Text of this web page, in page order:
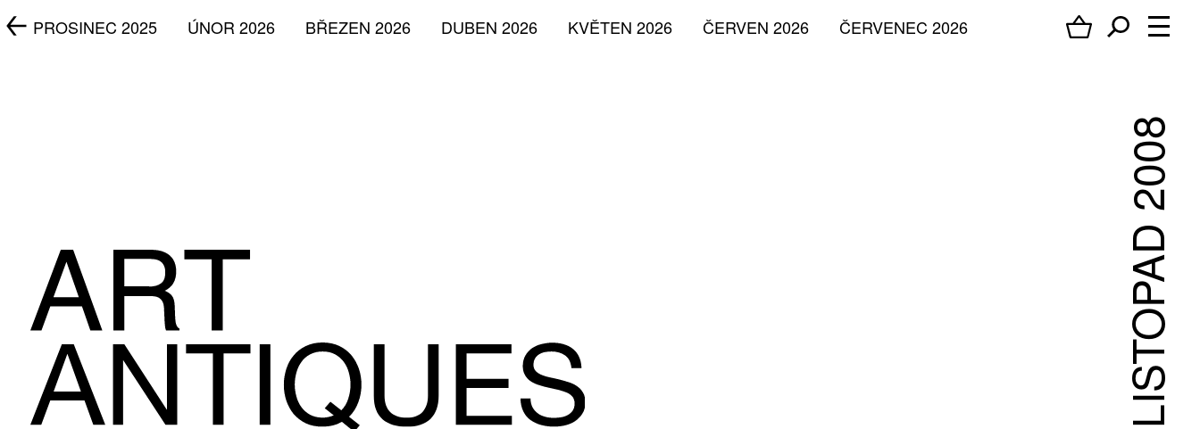
ČERVENEC 2026
ČERVEN 2026
KVĚTEN 2026
DUBEN 2026
BŘEZEN 2026
ÚNOR 2026
PROSINEC 2025
LISTOPAD 2008